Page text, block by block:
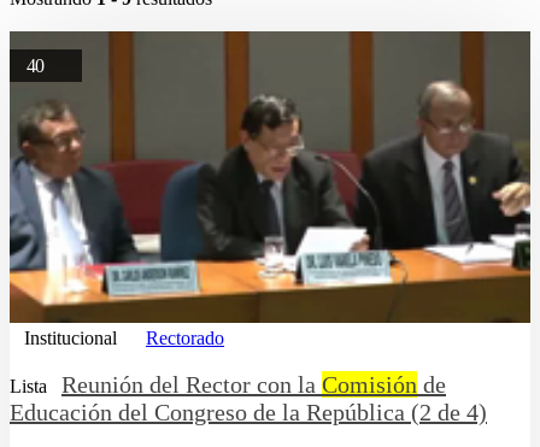
40
Institucional Rectorado
Lista Reunión del Rector con la Comisión de
Educación del Congreso de la República (2 de 4)